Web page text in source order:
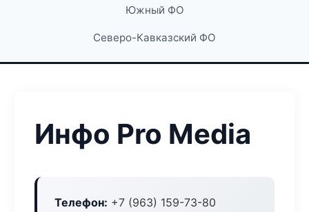
Южный ФО
Северо-Кавказский ФО
Инфо Pro Media
Телефон: +7 (963) 159-73-80